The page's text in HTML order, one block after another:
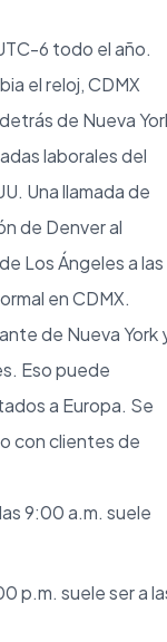
6 todo el año.
el reloj, CDMX
de Nueva
laborales del
Una llamada de
de Denver al
Los Ángeles a las
en CDMX.
de Nueva York
Eso puede
a Europa. Se
con clientes de
9:00 a.m. suele
p.m. suele ser a